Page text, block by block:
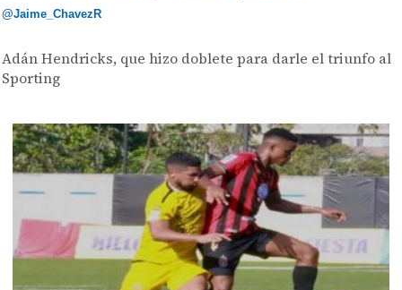
@Jaime_ChavezR
Adán Hendricks, que hizo doblete para darle el triunfo al
Sporting